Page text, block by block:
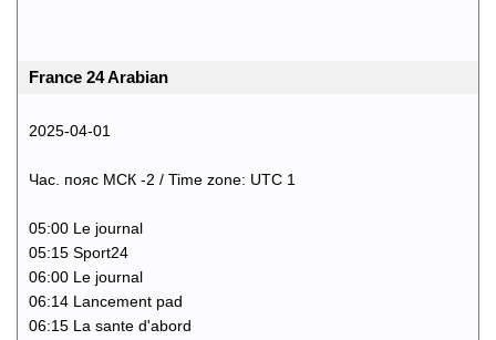
France 24 Arabian
2025-04-01
Час. пояс МСК -2 / Time zone: UTC 1
05:00 Le journal
05:15 Sport24
06:00 Le journal
06:14 Lancement pad
06:15 La sante d'abord